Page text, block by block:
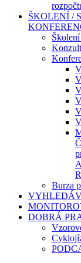
ŠKOLENÍ /
Burza
DOBRÁ